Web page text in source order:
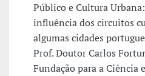
Público e Cultura
influência dos circuitos
algumas cidades
Prof. Doutor Carlos
Fundação para a Ciência